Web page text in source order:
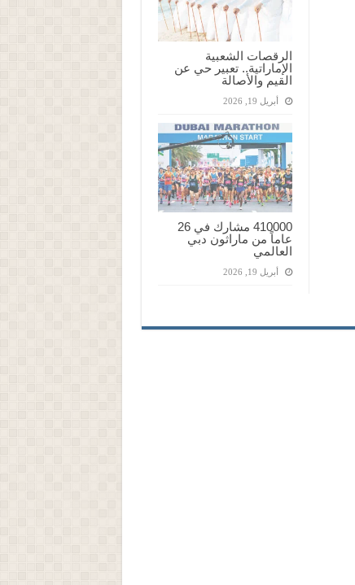
الرقصات الشعبية
الإماراتية.. تعبير حي عن
القيم والأصالة
أبريل 19, 2026
410000 مشارك في 26
عاماً من ماراثون دبي
العالمي
أبريل 19, 2026